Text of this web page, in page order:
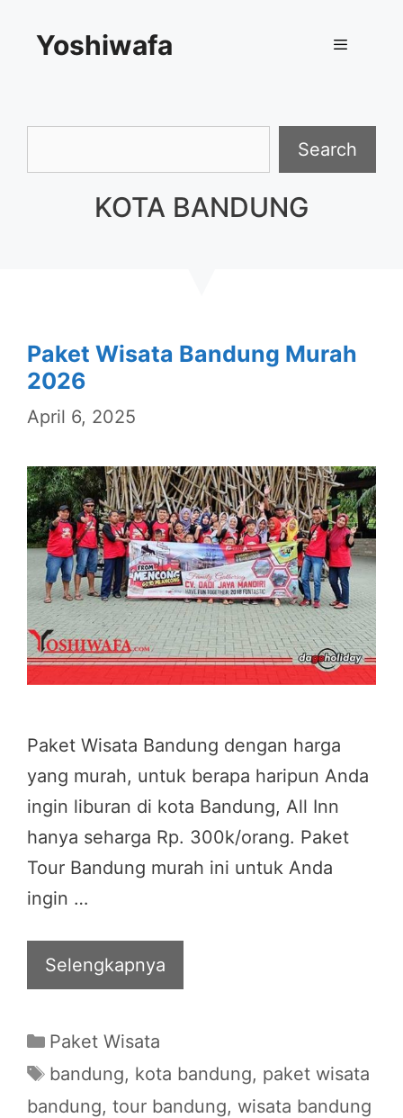
Yoshiwafa
Search
KOTA BANDUNG
Paket Wisata Bandung Murah
2026
April 6, 2025
Paket Wisata Bandung dengan harga
yang murah, untuk berapa haripun Anda
ingin liburan di kota Bandung, All Inn
hanya seharga Rp. 300k/orang. Paket
Tour Bandung murah ini untuk Anda
ingin …
Selengkapnya
Categories
Paket Wisata
Tags
bandung, kota bandung, paket wisata
bandung, tour bandung, wisata bandung